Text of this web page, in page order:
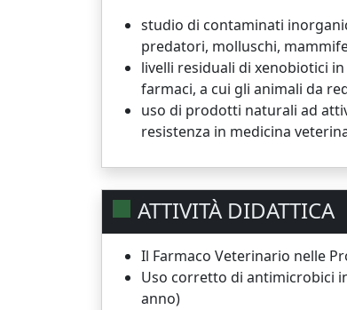
studio di contaminati
predatori, molluschi,
livelli residuali di xenobiotici
farmaci, a cui gli animali da
uso di prodotti naturali ad
resistenza in medicina
ATTIVITÀ DIDATTICA
Il Farmaco Veterinario nelle
Uso corretto di antimicrobici
anno)